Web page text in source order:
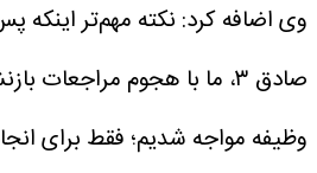
وی اضافه کرد: نکته مهم‌تر اینکه
صادق ۳، ما با هجوم مراجعات
وظیفه مواجه شدیم؛ فقط برای